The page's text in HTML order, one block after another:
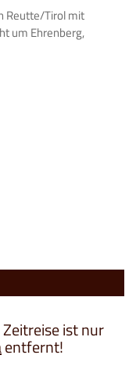
Reutte/Tirol mit
um Ehrenberg,
ist nur
entfernt!